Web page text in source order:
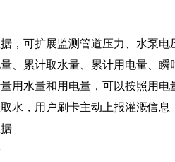
，可扩展监测管道压力、水泵电
、累计取水量、累计用电量、瞬
用水量和用电量，可以按照用
水，用户刷卡主动上报灌溉信息